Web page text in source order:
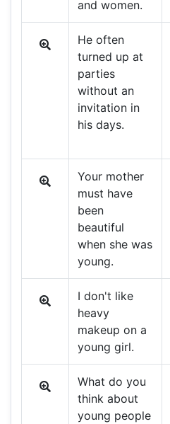
and women.
He often
turned up at
parties
without an
invitation in
his days.
Your mother
must have
been
beautiful
when she was
young.
I don't like
heavy
makeup on a
young girl.
What do you
think about
young people